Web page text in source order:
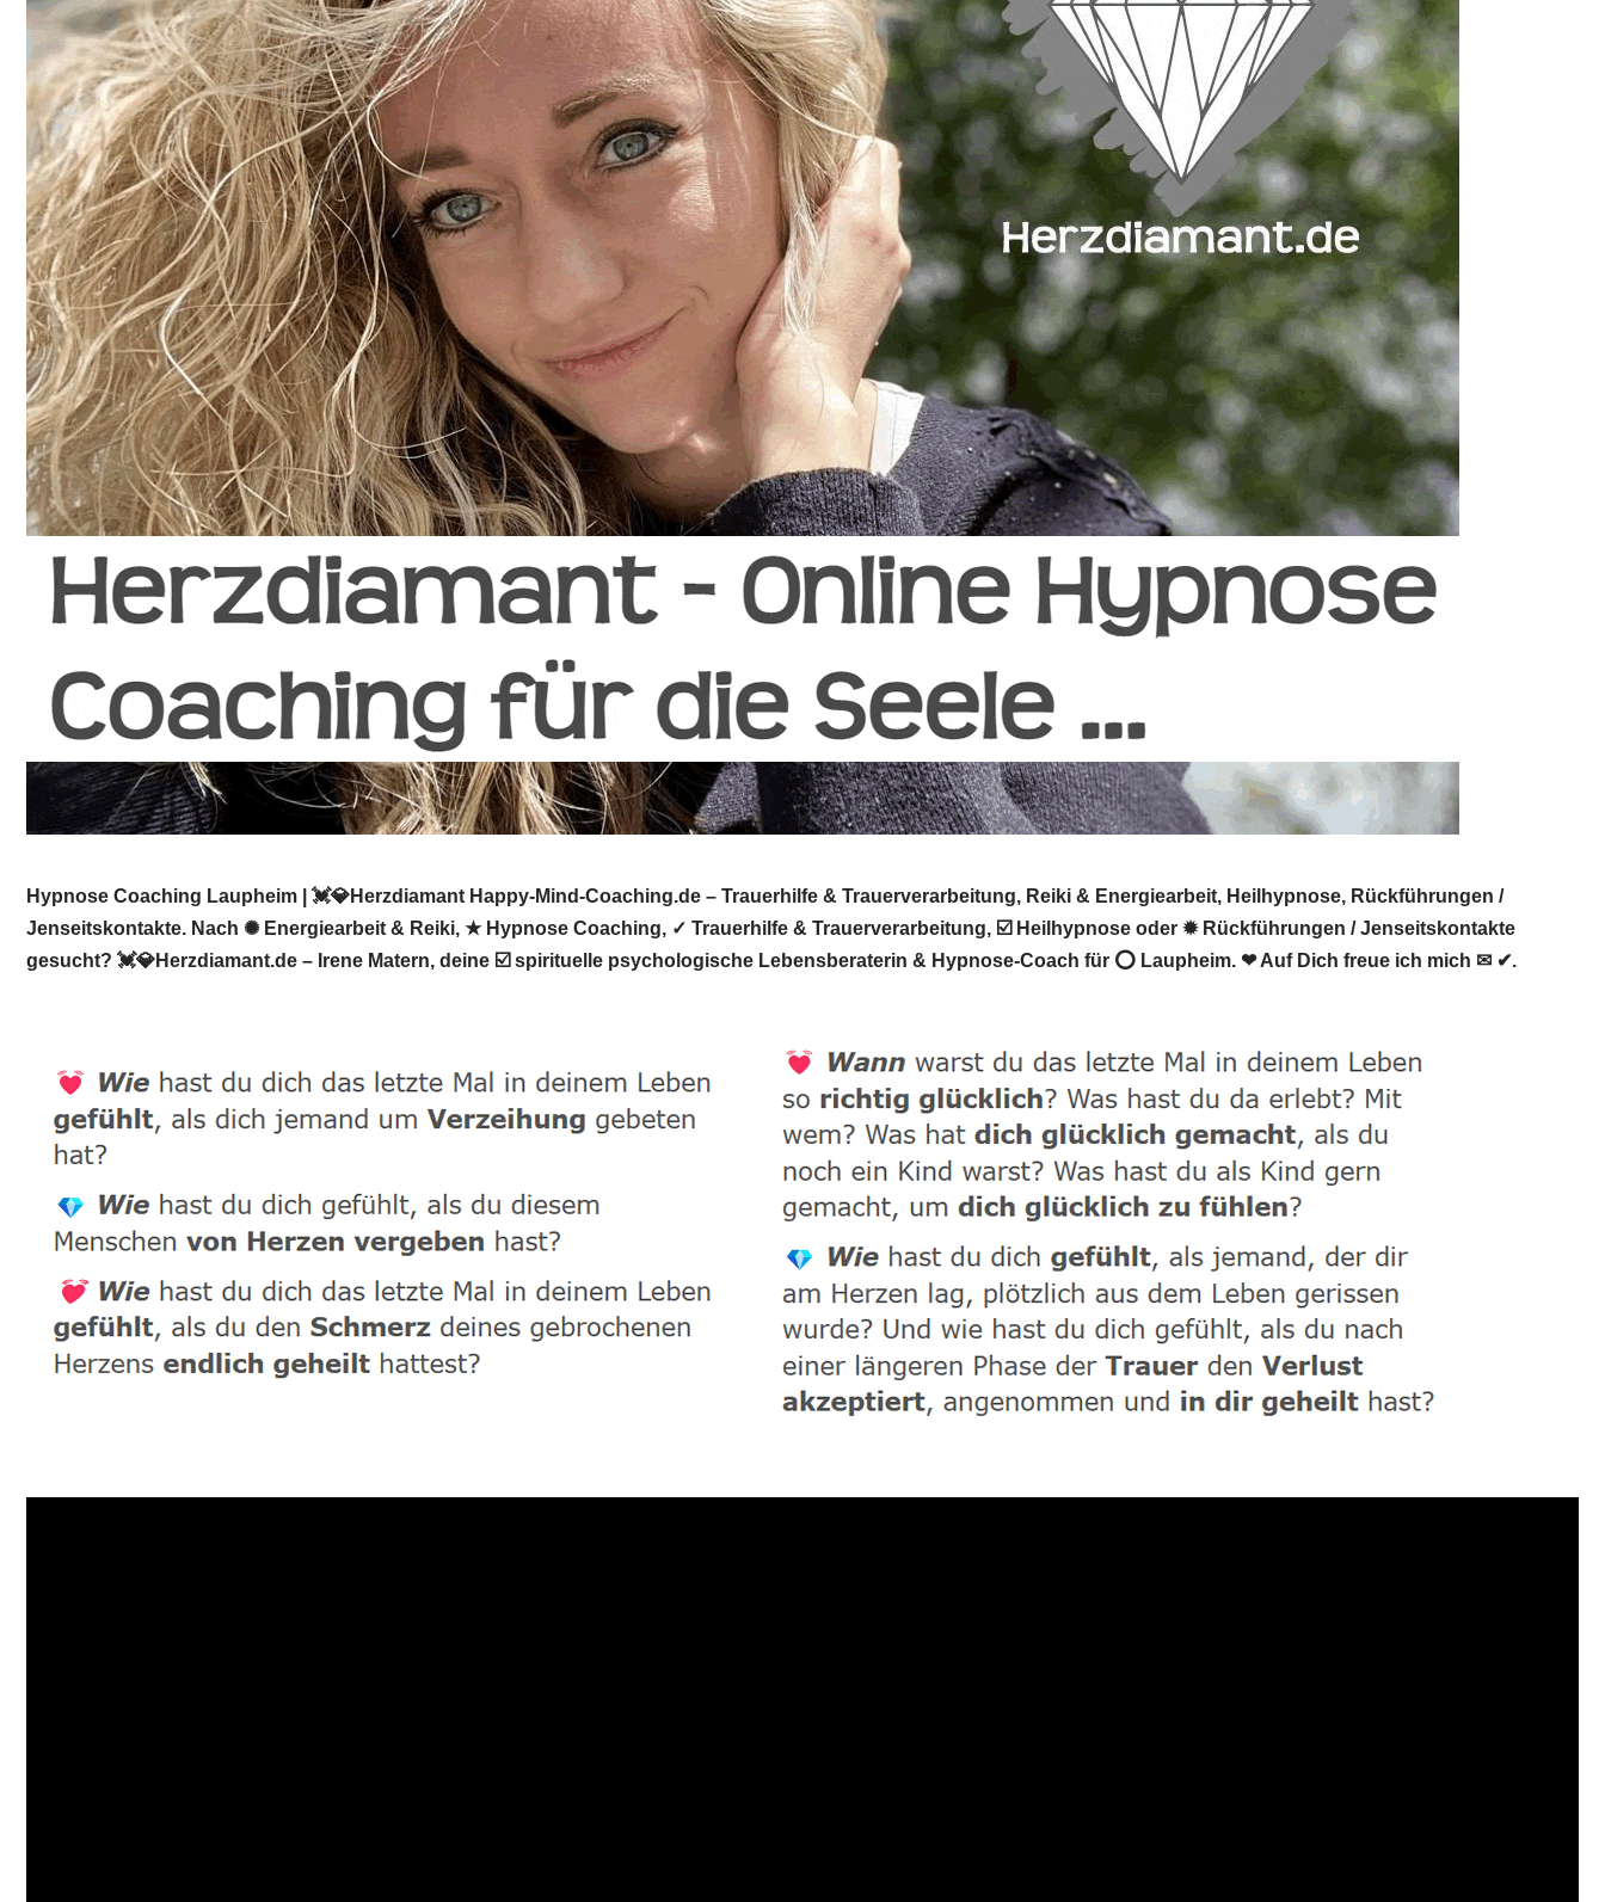
Hypnose Coaching Laupheim | 💓️💎Herzdiamant Happy-Mind-Coaching.de – Trauerhilfe & Trauerverarbeitung, Reiki & Energiearbeit, Heilhypnose, Rückführungen /
Jenseitskontakte. Nach ✺ Energiearbeit & Reiki, ★ Hypnose Coaching, ✓ Trauerhilfe & Trauerverarbeitung, ☑️ Heilhypnose oder ✹ Rückführungen / Jenseitskontakte
gesucht? 💓️💎Herzdiamant.de – Irene Matern, deine ☑️ spirituelle psychologische Lebensberaterin & Hypnose-Coach für ⭕ Laupheim. ❤ Auf Dich freue ich mich ✉ ✔.